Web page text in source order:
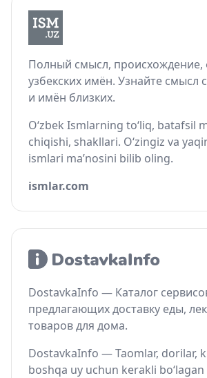
Полный смысл,
узбекских имён. Узнайте смысл
и имён близких.
O‘zbek Ismlarning to‘liq, batafsil
chiqishi, shakllari. O‘zingiz va
ismlari ma’nosini bilib oling.
ismlar.com
DostavkaInfo — Каталог
предлагающих доставку еды,
товаров для дома.
DostavkaInfo — Taomlar, dorilar,
boshqa uy uchun kerakli